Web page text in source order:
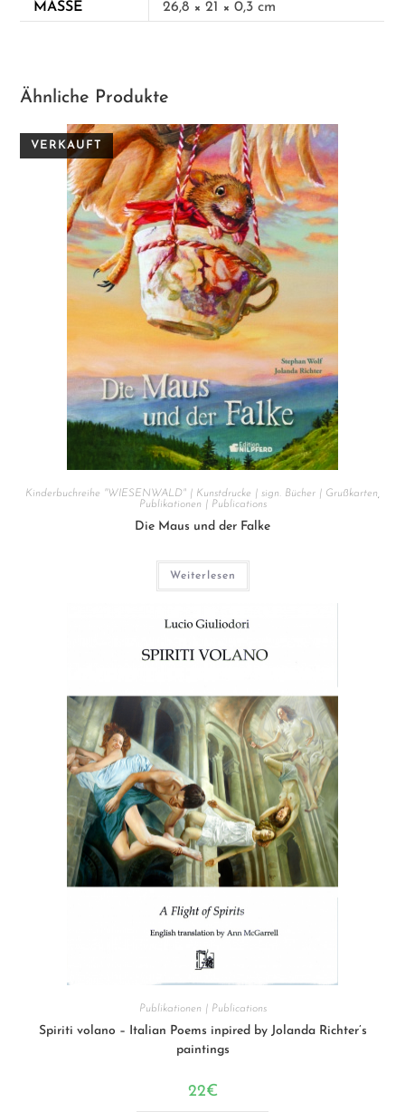
MASSE 26,8 × 21 × 0,3 cm
Ähnliche Produkte
Kinderbuchreihe "WIESENWALD" | Kunstdrucke | sign. Bücher | Grußkarten
Publikationen | Publications
Die Maus und der Falke
Weiterlesen
Publikationen | Publications
Spiriti volano – Italian Poems inpired by Jolanda Richter’s
paintings
22€